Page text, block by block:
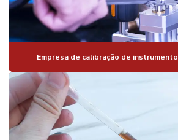
Empresa de calibração de